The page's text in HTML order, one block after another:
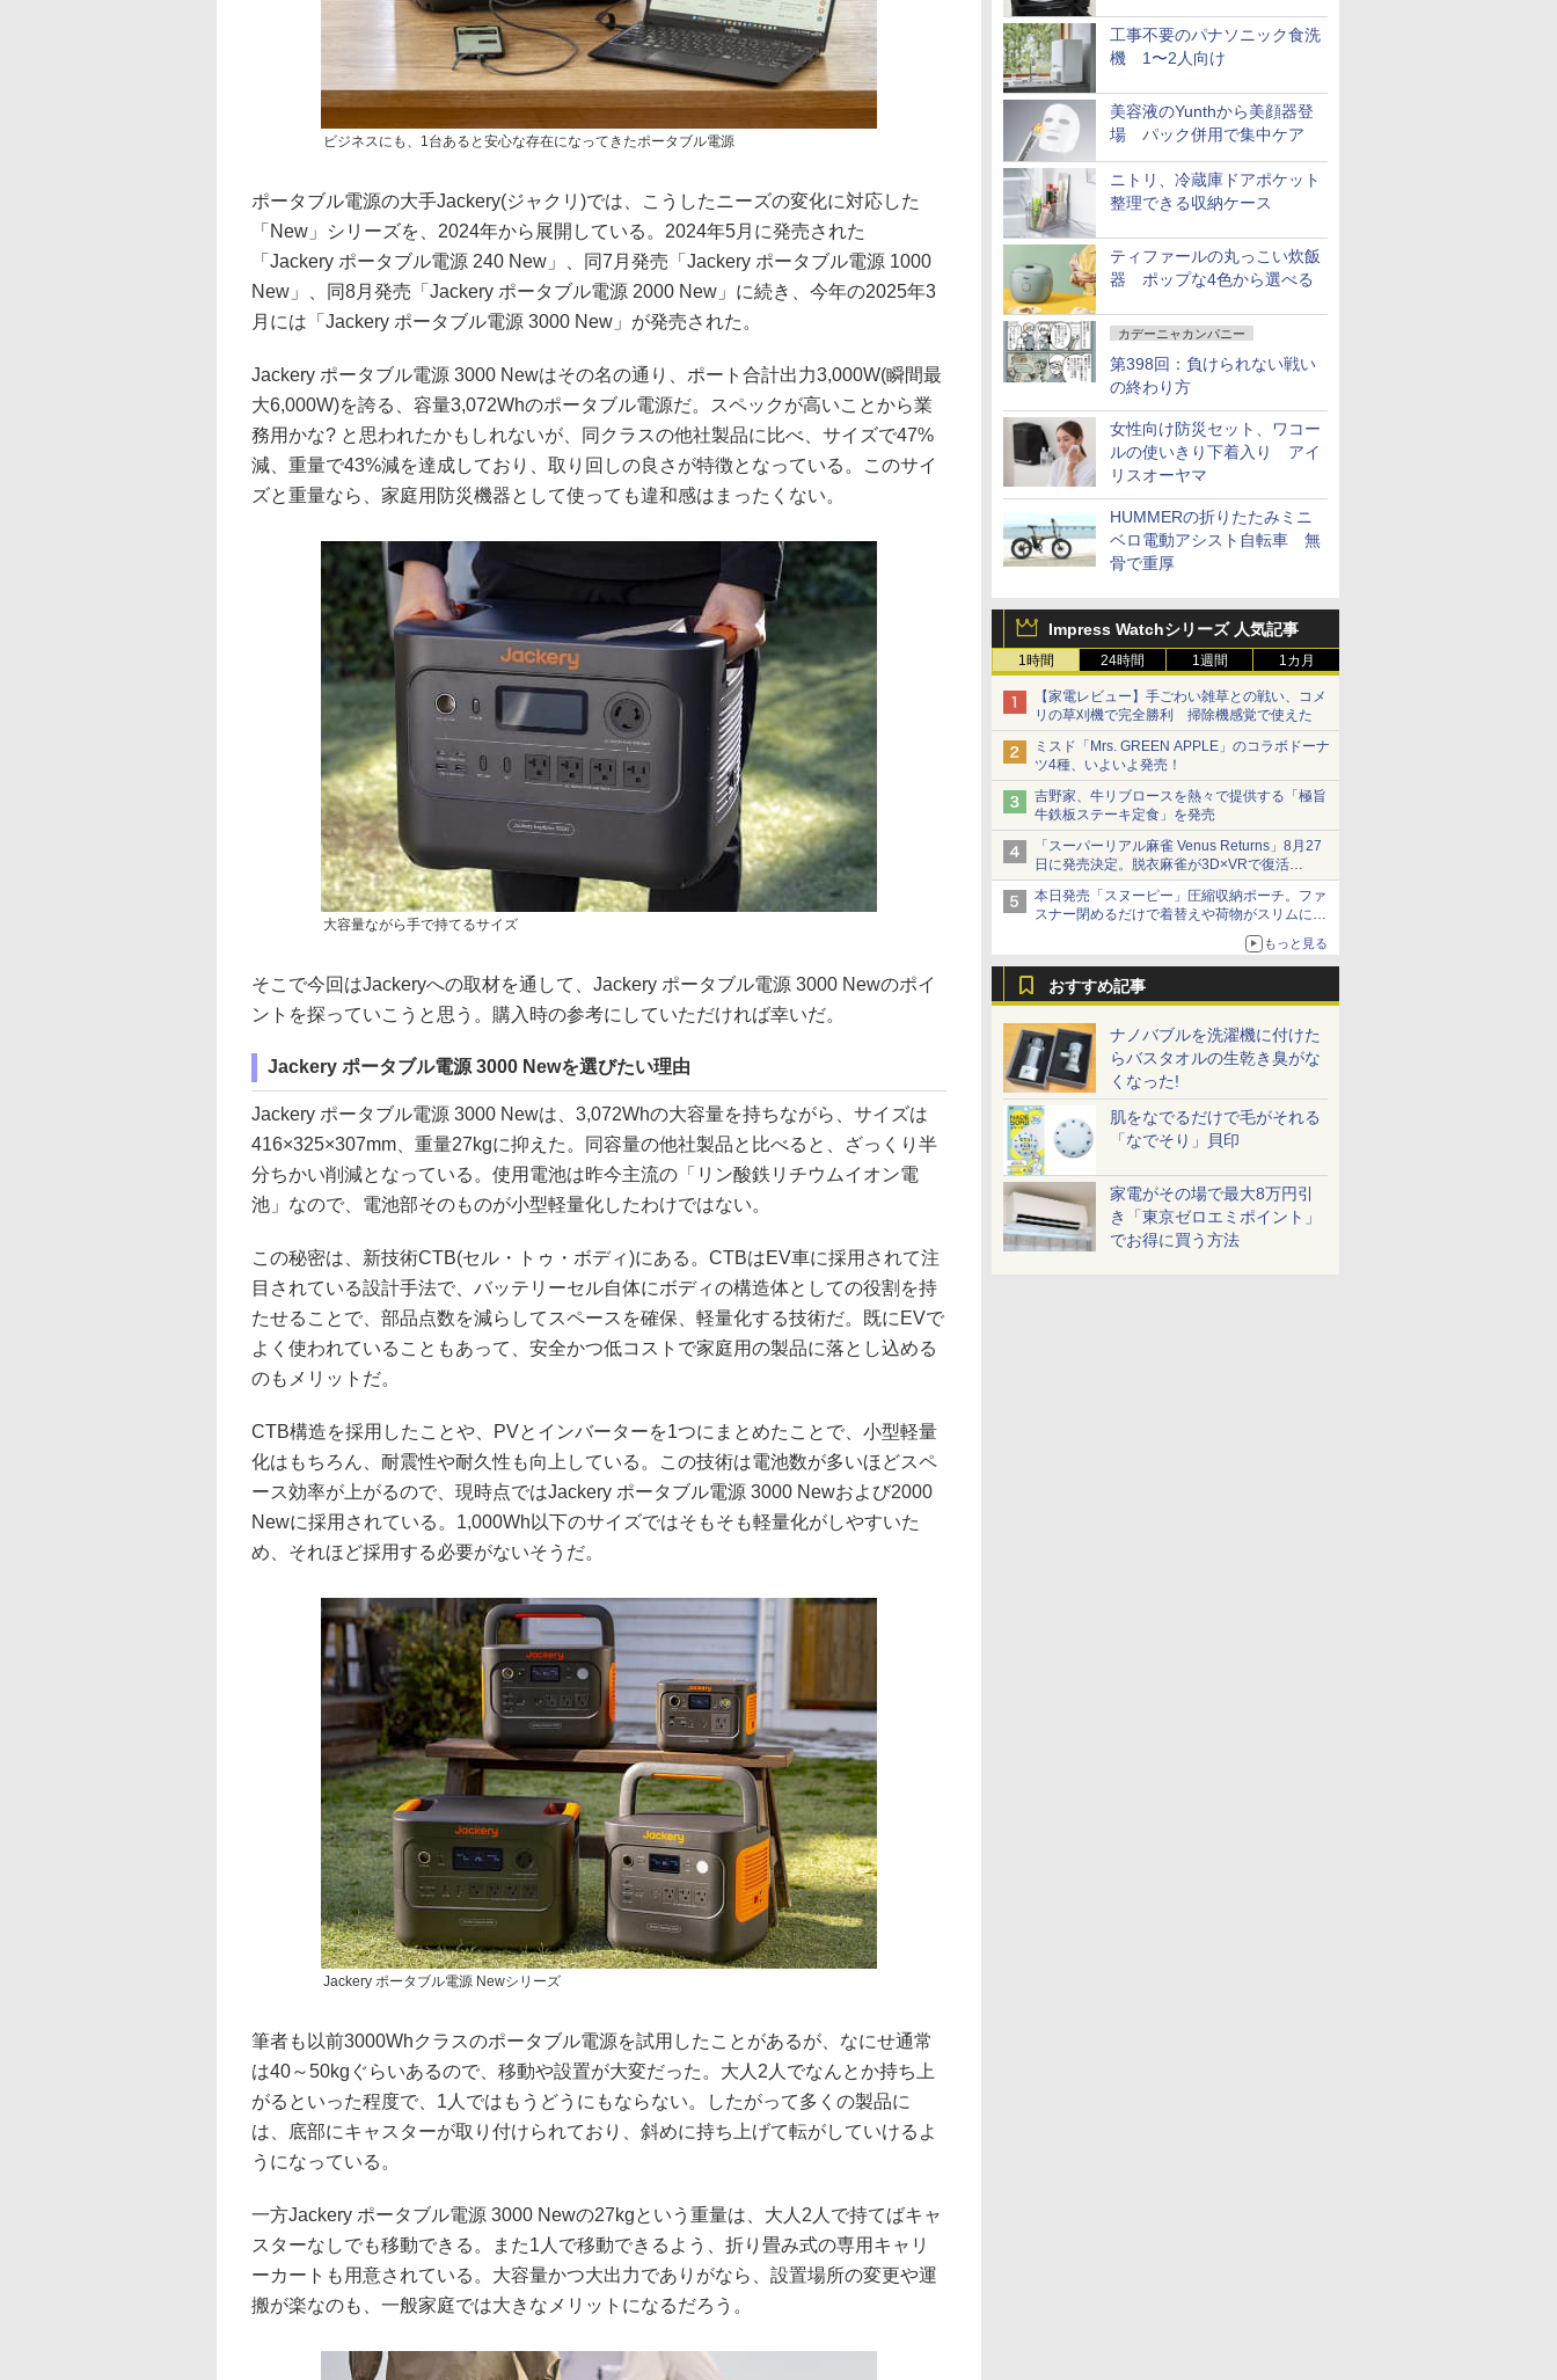
工事不要のパナソニック食洗
機 1〜2人向け
美容液のYunthから美顔器登
場 パック併用で集中ケア
ニトリ、冷蔵庫ドアポケット
整理できる収納ケース
ティファールの丸っこい炊飯
器 ポップな4色から選べる
カデーニャカンパニー
第398回：負けられない戦い
の終わり方
女性向け防災セット、ワコー
ルの使いきり下着入り アイ
リスオーヤマ
HUMMERの折りたたみミニ
ベロ電動アシスト自転車 無
骨で重厚
Impress Watchシリーズ 人気記事
1時間 24時間 1週間 1カ月
【家電レビュー】手ごわい雑草との戦い、コメ
リの草刈機で完全勝利 掃除機感覚で使えた
ミスド「Mrs. GREEN APPLE」のコラボドーナ
ツ4種、いよいよ発売！
吉野家、牛リブロースを熱々で提供する「極旨
牛鉄板ステーキ定食」を発売
「スーパーリアル麻雀 Venus Returns」8月27
日に発売決定。脱衣麻雀が3D×VRで復活
発売から2週間は20%オフになるセールが実施
本日発売「スヌーピー」圧縮収納ポーチ。ファ
スナー閉めるだけで着替えや荷物がスリムにま
もっと見る
おすすめ記事
ナノバブルを洗濯機に付けた
らバスタオルの生乾き臭がな
くなった!
肌をなでるだけで毛がそれる
「なでそり」貝印
家電がその場で最大8万円引
き「東京ゼロエミポイント」
でお得に買う方法
ビジネスにも、1台あると安心な存在になってきたポータブル電源
ポータブル電源の大手Jackery(ジャクリ)では、こうしたニーズの変化に対応した
「New」シリーズを、2024年から展開している。2024年5月に発売された
「Jackery ポータブル電源 240 New」、同7月発売「Jackery ポータブル電源 1000
New」、同8月発売「Jackery ポータブル電源 2000 New」に続き、今年の2025年3
月には「Jackery ポータブル電源 3000 New」が発売された。
Jackery ポータブル電源 3000 Newはその名の通り、ポート合計出力3,000W(瞬間最
大6,000W)を誇る、容量3,072Whのポータブル電源だ。スペックが高いことから業
務用かな? と思われたかもしれないが、同クラスの他社製品に比べ、サイズで47%
減、重量で43%減を達成しており、取り回しの良さが特徴となっている。このサイ
ズと重量なら、家庭用防災機器として使っても違和感はまったくない。
大容量ながら手で持てるサイズ
そこで今回はJackeryへの取材を通して、Jackery ポータブル電源 3000 Newのポイ
ントを探っていこうと思う。購入時の参考にしていただければ幸いだ。
Jackery ポータブル電源 3000 Newを選びたい理由
Jackery ポータブル電源 3000 Newは、3,072Whの大容量を持ちながら、サイズは
416×325×307mm、重量27kgに抑えた。同容量の他社製品と比べると、ざっくり半
分ちかい削減となっている。使用電池は昨今主流の「リン酸鉄リチウムイオン電
池」なので、電池部そのものが小型軽量化したわけではない。
この秘密は、新技術CTB(セル・トゥ・ボディ)にある。CTBはEV車に採用されて注
目されている設計手法で、バッテリーセル自体にボディの構造体としての役割を持
たせることで、部品点数を減らしてスペースを確保、軽量化する技術だ。既にEVで
よく使われていることもあって、安全かつ低コストで家庭用の製品に落とし込める
のもメリットだ。
CTB構造を採用したことや、PVとインバーターを1つにまとめたことで、小型軽量
化はもちろん、耐震性や耐久性も向上している。この技術は電池数が多いほどスペ
ース効率が上がるので、現時点ではJackery ポータブル電源 3000 Newおよび2000
Newに採用されている。1,000Wh以下のサイズではそもそも軽量化がしやすいた
め、それほど採用する必要がないそうだ。
Jackery ポータブル電源 Newシリーズ
筆者も以前3000Whクラスのポータブル電源を試用したことがあるが、なにせ通常
は40～50kgぐらいあるので、移動や設置が大変だった。大人2人でなんとか持ち上
がるといった程度で、1人ではもうどうにもならない。したがって多くの製品に
は、底部にキャスターが取り付けられており、斜めに持ち上げて転がしていけるよ
うになっている。
一方Jackery ポータブル電源 3000 Newの27kgという重量は、大人2人で持てばキャ
スターなしでも移動できる。また1人で移動できるよう、折り畳み式の専用キャリ
ーカートも用意されている。大容量かつ大出力でありがなら、設置場所の変更や運
搬が楽なのも、一般家庭では大きなメリットになるだろう。